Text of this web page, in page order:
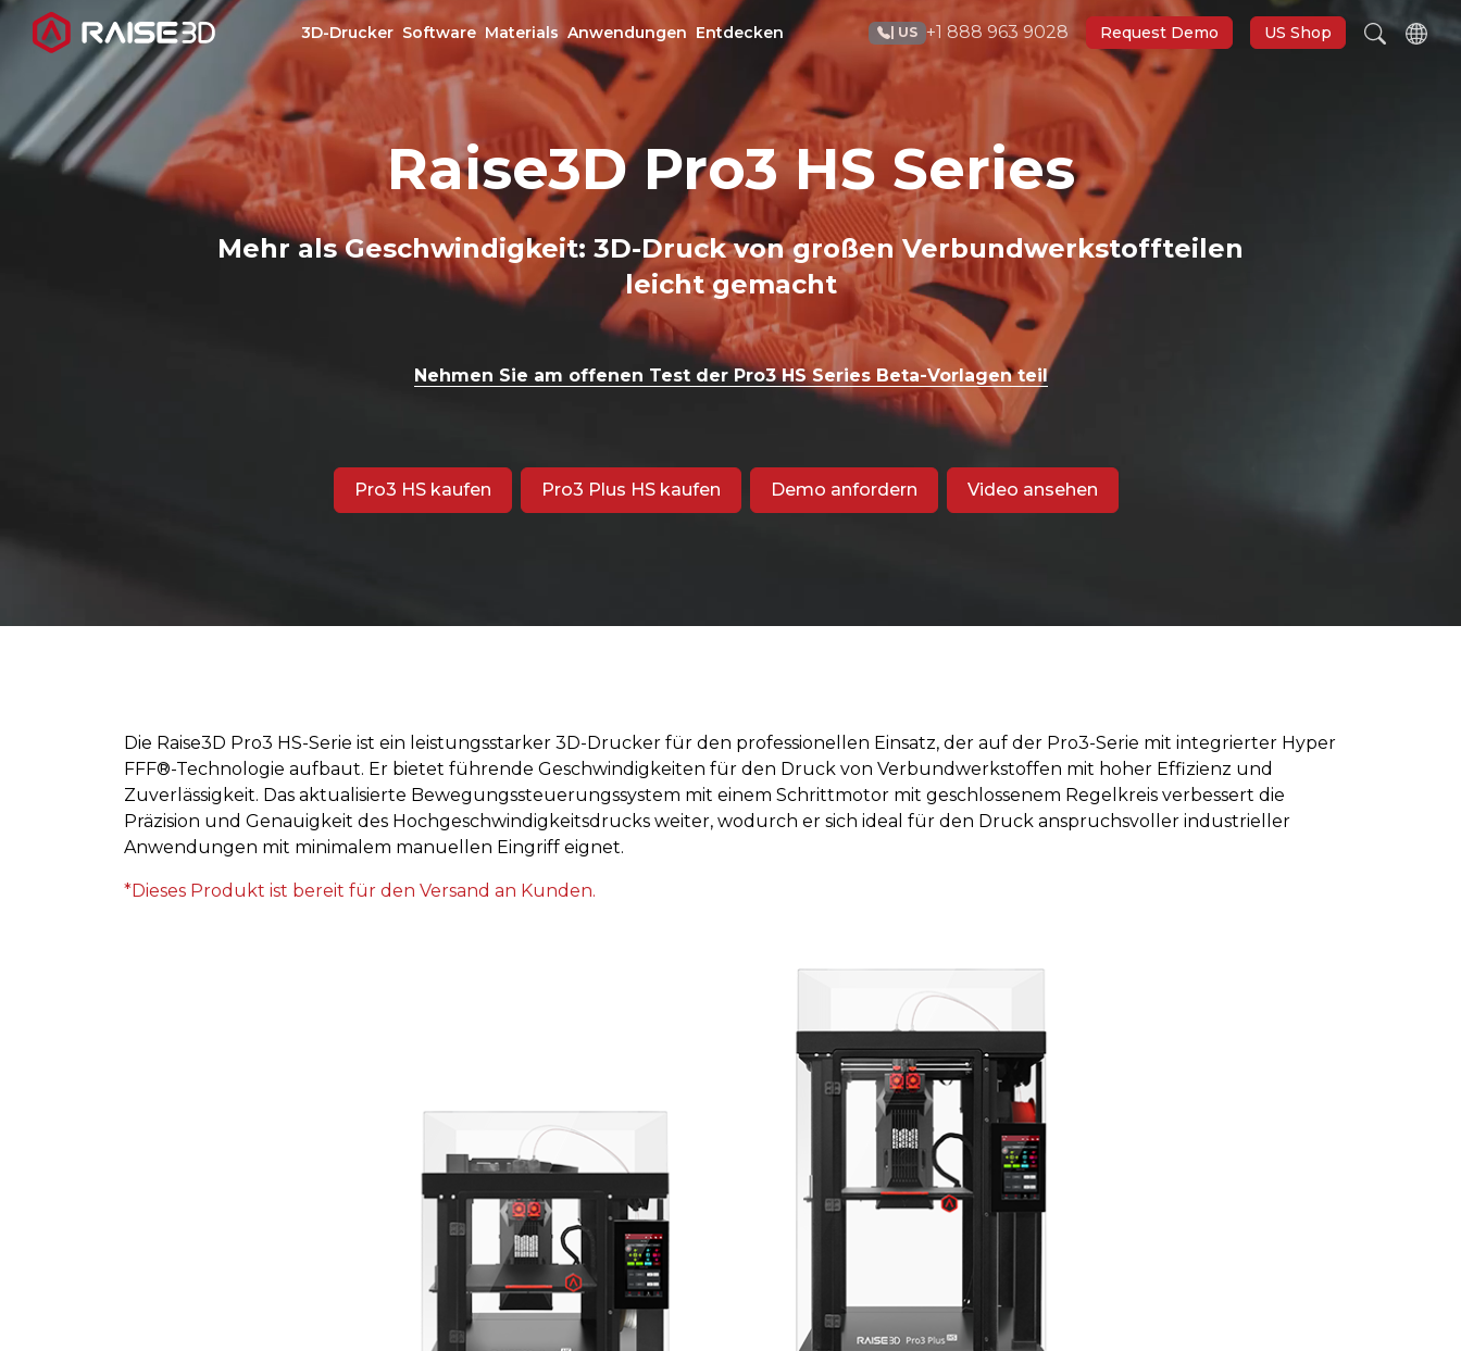
3D-Drucker Software Materials Anwendungen Entdecken | US +1 888 963 9028 Request Demo US Shop
3D-Drucker
Software Raise3D Pro3 HS Series
Mehr als Geschwindigkeit: 3D-Druck von großen Verbundwerkstoffteilen
leicht gemacht
Nehmen Sie am offenen Test der Pro3 HS Series Beta-Vorlagen teil
Pro3 HS kaufen Pro3 Plus HS kaufen Demo anfordern Video ansehen
Die Raise3D Pro3 HS-Serie ist ein leistungsstarker 3D-Drucker für den professionellen Einsatz, der auf der Pro3-Serie mit integrierter Hyper
FFF®-Technologie aufbaut. Er bietet führende Geschwindigkeiten für den Druck von Verbundwerkstoffen mit hoher Effizienz und
Zuverlässigkeit. Das aktualisierte Bewegungssteuerungssystem mit einem Schrittmotor mit geschlossenem Regelkreis verbessert die
Präzision und Genauigkeit des Hochgeschwindigkeitsdrucks weiter, wodurch er sich ideal für den Druck anspruchsvoller industrieller
Anwendungen mit minimalem manuellen Eingriff eignet.
*Dieses Produkt ist bereit für den Versand an Kunden.